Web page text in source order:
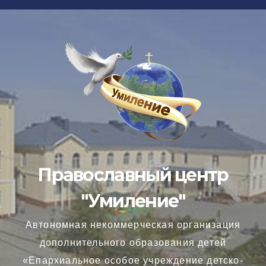
Перейти
Православный центр
"Умиление"
Автономная некоммерческая организация
дополнительного образования детей
«Епархиальное особое учреждение детско-